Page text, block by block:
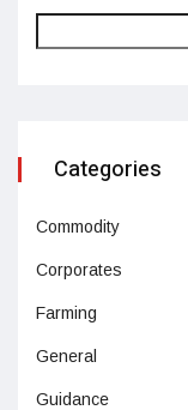
Categories
Commodity
Corporates
Farming
General
Guidance